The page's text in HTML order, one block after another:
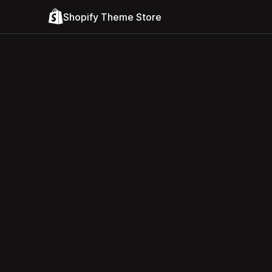
Shopify Theme Store